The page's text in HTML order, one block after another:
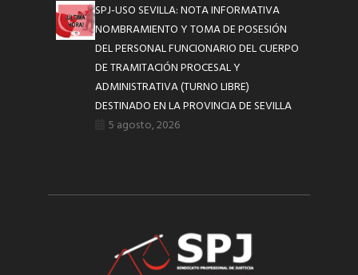
SPJ-USO SEVILLA: NOTA INFORMATIVA
NOMBRAMIENTO Y TOMA DE POSESIÓN
DEL PERSONAL FUNCIONARIO DEL CUERPO
DE TRAMITACIÓN PROCESAL Y
ADMINISTRATIVA (TURNO LIBRE)
DESTINADO EN LA PROVINCIA DE SEVILLA
5 agosto, 2026